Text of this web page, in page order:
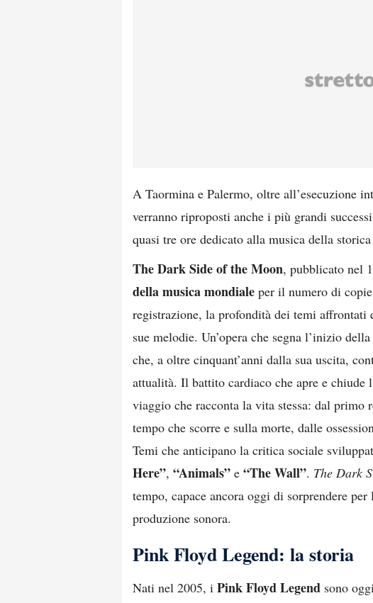
A Taormina e Palermo, oltre all’esecuzione
verranno riproposti anche i più grandi
quasi tre ore dedicato alla musica della
The Dark Side of the Moon, pubblicato nel
della musica mondiale per il numero di
registrazione, la profondità dei temi affrontati
sue melodie. Un’opera che segna l’inizio
che, a oltre cinquant’anni dalla sua uscita,
attualità. Il battito cardiaco che apre e chiude
viaggio che racconta la vita stessa: dal primo
tempo che scorre e sulla morte, dalle
Temi che anticipano la critica sociale
Here”, “Animals” e “The Wall”. The Dark
tempo, capace ancora oggi di sorprendere
produzione sonora.
Pink Floyd Legend: la storia
Nati nel 2005, i Pink Floyd Legend sono